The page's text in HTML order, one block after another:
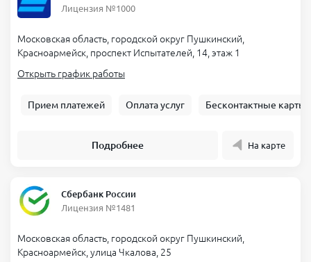
Лицензия №1000
Московская область, городской округ Пушкинский,
Красноармейск, проспект Испытателей, 14, этаж 1
Открыть график работы
Прием платежей Оплата услуг Бесконтактные карты
Подробнее На карте
Сбербанк России
Лицензия №1481
Московская область, городской округ Пушкинский,
Красноармейск, улица Чкалова, 25